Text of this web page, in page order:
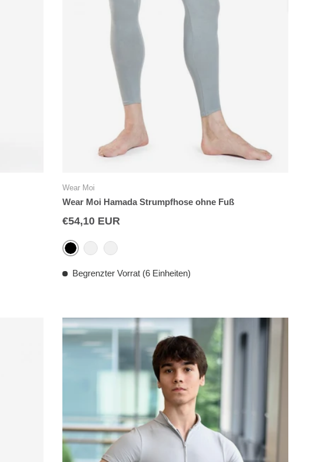
Wear Moi
Wear Moi Hamada Strumpfhose ohne Fuß
€54,10 EUR
Schwarz
GrauWeiß
Begrenzter Vorrat (6 Einheiten)